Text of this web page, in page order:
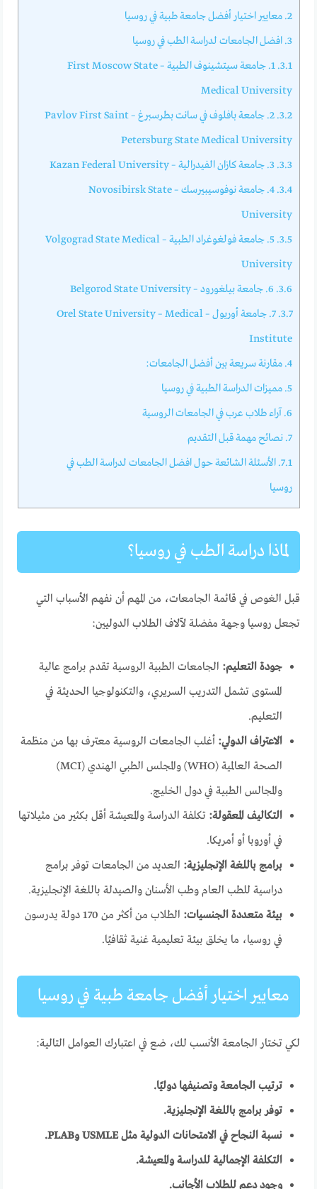
2. معايير اختيار أفضل جامعة طبية في روسيا
3. افضل الجامعات لدراسة الطب في روسيا
3.1.
1. جامعة سيتشينوف الطبية – First Moscow State
Medical University
3.2.
2. جامعة بافلوف في سانت بطرسبرغ – Pavlov First Saint
Petersburg State Medical University
3.3. 3. جامعة كازان الفيدرالية – Kazan Federal University
3.4.
4. جامعة نوفوسيبيرسك – Novosibirsk State
University
3.5.
5. جامعة فولغوغراد الطبية – Volgograd State Medical
University
3.6.
3.7.
7. جامعة أوريول – Orel State University – Medical
Institute
4. مقارنة سريعة بين أفضل الجامعات:
5. مميزات الدراسة الطبية في روسيا
6. آراء طلاب عرب في الجامعات الروسية
7. نصائح مهمة قبل التقديم
7.1. الأسئلة الشائعة حول افضل الجامعات لدراسة الطب في
روسيا
لماذا دراسة الطب في روسيا؟
قبل الغوص في قائمة الجامعات، من المهم أن نفهم الأسباب التي
تجعل روسيا وجهة مفضلة لآلاف الطلاب الدوليين:
جودة التعليم: الجامعات الطبية الروسية تقدم برامج عالية
المستوى تشمل التدريب السريري، والتكنولوجيا الحديثة في
التعليم.
الاعتراف الدولي: أغلب الجامعات الروسية معترف بها من منظمة
الصحة العالمية (WHO) والمجلس الطبي الهندي (MCI)
والمجالس الطبية في دول الخليج.
التكاليف المعقولة: تكلفة الدراسة والمعيشة أقل بكثير من مثيلاتها
في أوروبا أو أمريكا.
برامج باللغة الإنجليزية: العديد من الجامعات توفر برامج
دراسية للطب العام وطب الأسنان والصيدلة باللغة الإنجليزية.
بيئة متعددة الجنسيات:
الطلاب من أكثر من 170 دولة يدرسون
في روسيا، ما يخلق بيئة تعليمية غنية ثقافيًا.
معايير اختيار أفضل جامعة طبية في روسيا
لكي تختار الجامعة الأنسب لك، ضع في اعتبارك العوامل التالية:
ترتيب الجامعة وتصنيفها دوليًا.
توفر برامج باللغة الإنجليزية.
نسبة النجاح في الامتحانات الدولية مثل USMLE وPLAB.
التكلفة الإجمالية للدراسة والمعيشة.
وجود دعم للطلاب الأجانب.